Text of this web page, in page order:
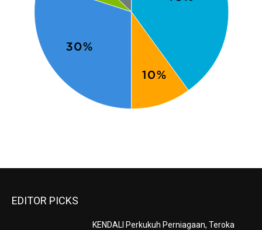
EDITOR PICKS
KENDALI Perkukuh Perniagaan, Teroka